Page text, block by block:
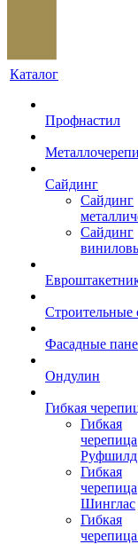
Каталог
Профнастил
Сайдинг
Сайдинг
Сайдинг
Строительные
Фасадные
Ондулин
Гибкая
Гибкая
черепица
Руфшилд
Гибкая
черепица
Шинглас
Гибкая